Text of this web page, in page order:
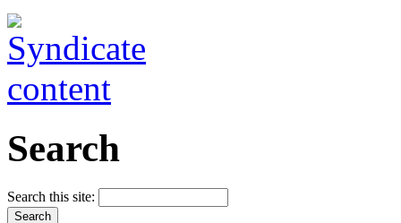
Search
Search this site: